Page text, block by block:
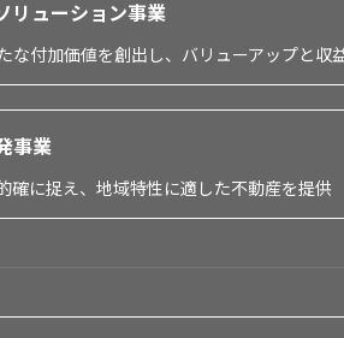
リューション事業
な付加価値を創出し、バリューアップと収
事業
確に捉え、地域特性に適した不動産を提供